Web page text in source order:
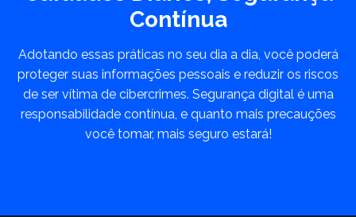
Contínua
Adotando essas práticas no seu dia a dia, você poderá
proteger suas informações pessoais e reduzir os riscos
de ser vítima de cibercrimes. Segurança digital é uma
responsabilidade contínua, e quanto mais precauções
você tomar, mais seguro estará!